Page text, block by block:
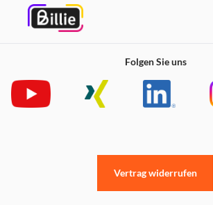
Folgen Sie uns
Vertrag widerrufen